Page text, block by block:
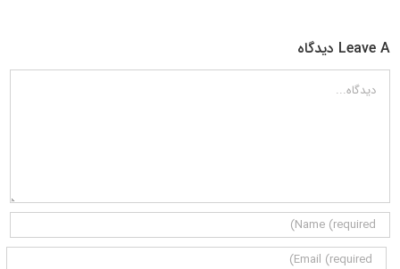
Leave A دیدگاه
دیدگاه